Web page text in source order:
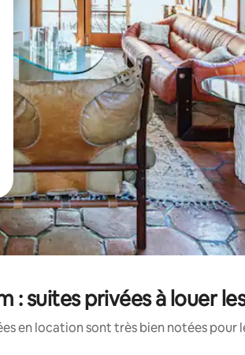
: suites privées à louer
en location sont très bien notées